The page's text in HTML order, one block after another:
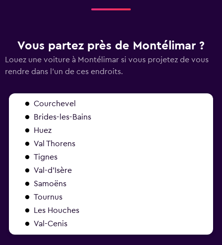
Vous partez près de Montélimar ?
Louez une voiture à Montélimar si vous projetez de vous
rendre dans l'un de ces endroits.
Courchevel
Brides-les-Bains
Huez
Val Thorens
Tignes
Val-d’Isère
Samoëns
Tournus
Les Houches
Val-Cenis